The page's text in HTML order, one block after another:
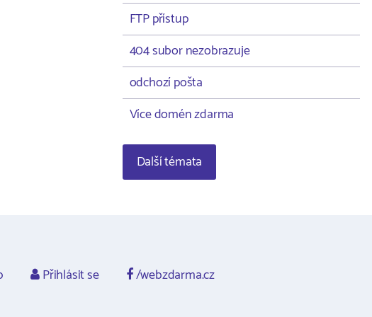
FTP přístup
404 subor nezobrazuje
odchozí pošta
Více domén zdarma
Další témata
Přihlásit se /webzdarma.cz